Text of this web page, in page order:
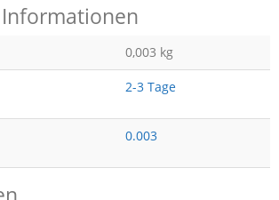
0,003 kg
2-3 Tage
0.003